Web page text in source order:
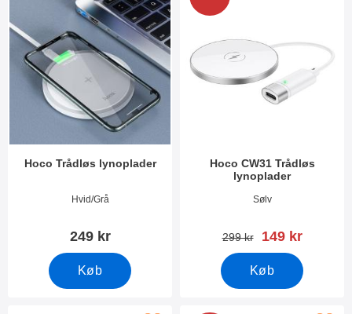
Hoco Trådløs lynoplader
Varenr 34614Hvid/Grå
249 kr
Køb
Hoco CW31 Trådløs
lynoplader
Varenr 40438Sølv
pris
299 kr pris
149 kr
Køb